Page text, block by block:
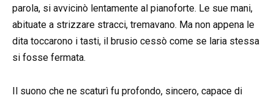
parola, si avvicinò lentamente al pianoforte. Le sue mani,
abituate a strizzare stracci, tremavano. Ma non appena le
dita toccarono i tasti, il brusio cessò come se laria stessa
si fosse fermata.
Il suono che ne scaturì fu profondo, sincero, capace di